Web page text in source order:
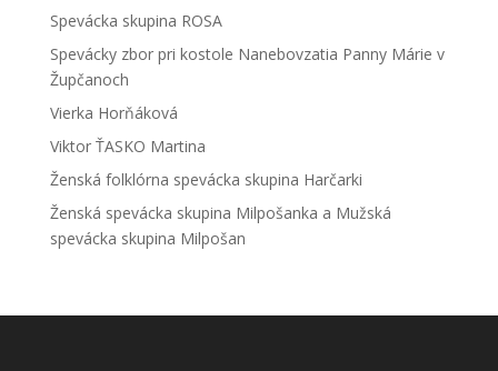
Spevácka skupina ROSA
Spevácky zbor pri kostole Nanebovzatia Panny Márie v
Župčanoch
Vierka Horňáková
Viktor ŤASKO Martina
Ženská folklórna spevácka skupina Harčarki
Ženská spevácka skupina Milpošanka a Mužská
spevácka skupina Milpošan